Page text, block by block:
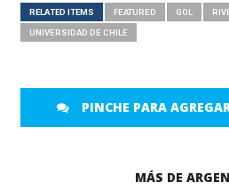
RELATED ITEMS FEATURED GOL
UNIVERSIDAD DE CHILE
PINCHE PARA
MÁS DE